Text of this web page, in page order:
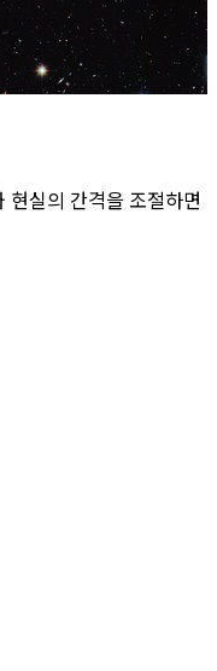
실의 간격을 조절하면